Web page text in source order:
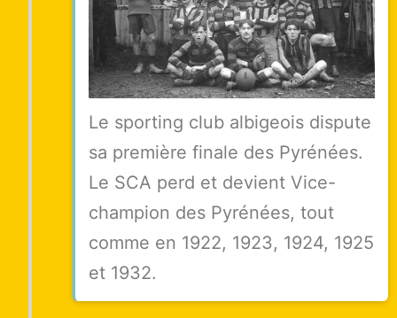
Le sporting club albigeois dispute
sa première finale des Pyrénées.
Le SCA perd et devient Vice-
champion des Pyrénées, tout
comme en 1922, 1923, 1924, 1925
et 1932.